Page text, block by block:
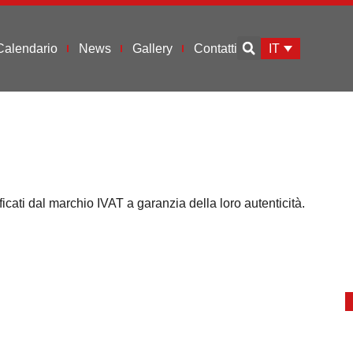
News Gallery Contatti IT
dal marchio IVAT a garanzia della loro autenticità.